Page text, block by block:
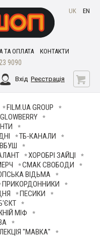
ТА ОПЛАТА КОНТАКТИ
9090
UK EN
Вхід Реєстрація
FILM.UA GROUP
GLOWBERRY
ТБ-КАНАЛИ
ХОРОБРІ ЗАЙЦІ
СМАК СВОБОДИ
ВІДЬМА
ПРИКОРДОННИКИ
ПЕСИКИ
МІФ
"МАВКА"